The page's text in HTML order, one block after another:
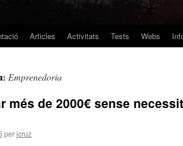
Articles Activitats Tests Webs
Emprenedoria
més de 2000€ sense
perjcruz